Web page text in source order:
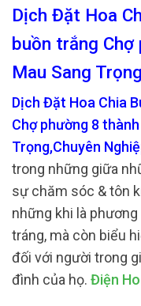
Dịch Đặt Hoa
buồn trắng Chợ
Mau Sang
Dịch Đặt Hoa Chia
Chợ phường 8
Trọng,Chuyên
trong những giữa
sự chăm sóc & tôn
những khi là
tráng, mà còn biểu
đối với người trong
đình của họ. Điện